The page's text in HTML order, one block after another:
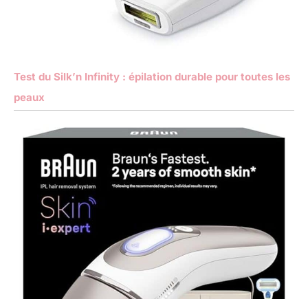
Test du Silk’n Infinity : épilation durable pour toutes les
peaux